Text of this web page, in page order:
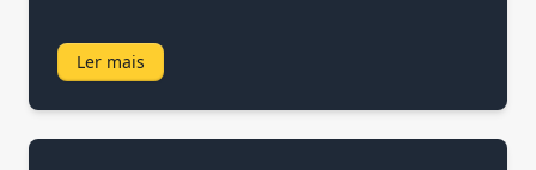
Ler mais